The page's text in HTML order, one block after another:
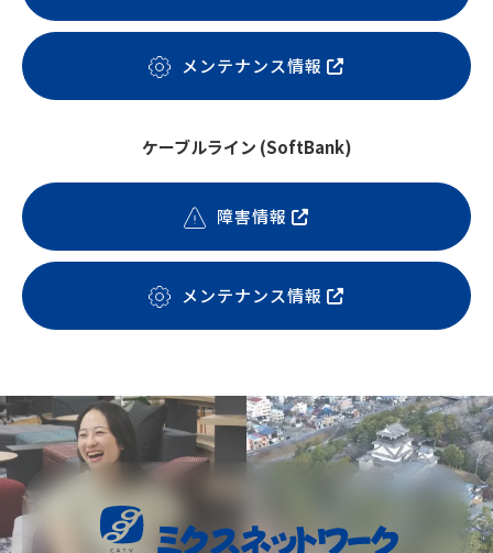
メンテナンス情報
ケーブルライン (SoftBank)
障害情報
メンテナンス情報